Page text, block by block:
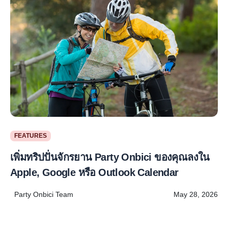
FEATURES
เพิ่มทริปปั่นจักรยาน Party Onbici ของคุณลงใน
Apple, Google หรือ Outlook Calendar
Party Onbici Team May 28, 2026